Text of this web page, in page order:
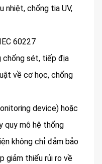
nhiệt, chống tia UV,
60227
chống sét, tiếp địa
về cơ học, chống
device) hoặc
quy mô hệ thống
không chỉ đảm bảo
giảm thiểu rủi ro về